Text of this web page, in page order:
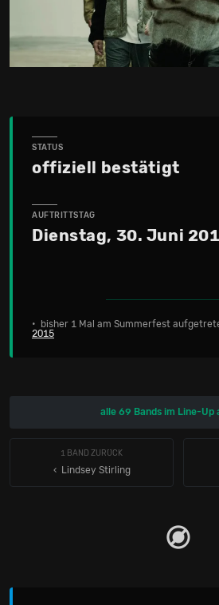
STATUS
offiziell bestätigt
AUFTRITTSTAG
Dienstag, 30. Juni
• bisher 1 Mal am Summerfest
2015
alle 69 Bands im Line-Up
1 BAND ZURÜCK
‹ Lindsey Stirling